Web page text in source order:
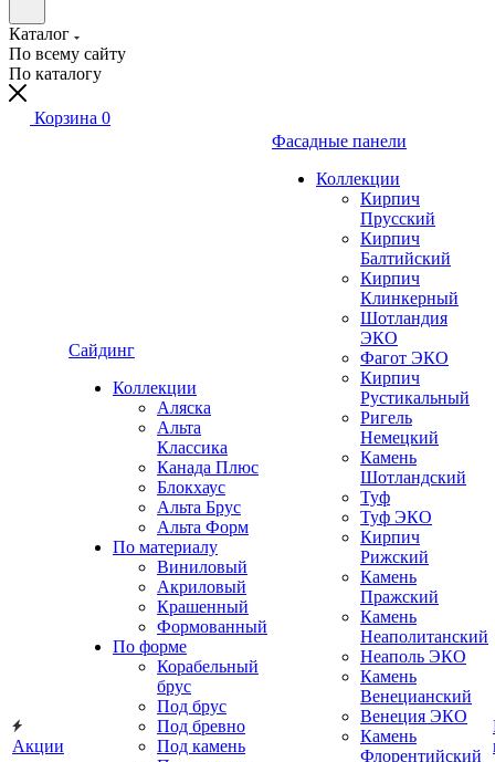
Каталог
По всему сайту
По каталогу
Корзина 0
Акции
Сайдинг
Коллекции
Аляска
Альта
Классика
Канада Плюс
Блокхаус
Альта Брус
Альта Форм
По материалу
Виниловый
Акриловый
Крашенный
Формованный
По форме
Корабельный
брус
Под брус
Под бревно
Под камень
Фасадные панели
Коллекции
Кирпич
Прусский
Кирпич
Балтийский
Кирпич
Клинкерный
Шотландия
ЭКО
Фагот ЭКО
Кирпич
Рустикальный
Ригель
Немецкий
Камень
Шотландский
Туф
Туф ЭКО
Кирпич
Рижский
Камень
Пражский
Камень
Неаполитанский
Неаполь ЭКО
Камень
Венецианский
Венеция ЭКО
Камень
Флорентийский